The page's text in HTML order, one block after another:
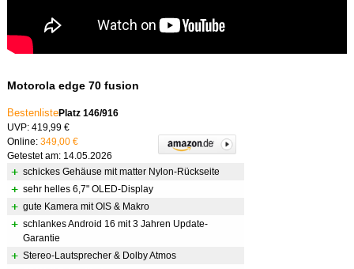
Motorola edge 70 fusion
BestenlistePlatz 146/916
UVP: 419,99 €
Online: 349,00 €
Getestet am: 14.05.2026
schickes Gehäuse mit matter Nylon-Rückseite
sehr helles 6,7" OLED-Display
gute Kamera mit OIS & Makro
schlankes Android 16 mit 3 Jahren Update-
Garantie
Stereo-Lautsprecher & Dolby Atmos